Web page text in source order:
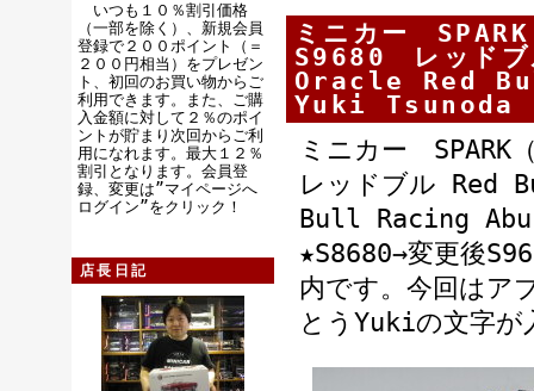
いつも１０％割引価格
（一部を除く）、新規会員
登録で２００ポイント（＝
２００円相当）をプレゼン
ト、初回のお買い物からご
利用できます。また、ご購
入金額に対して２％のポイ
ントが貯まり次回からご利
用になれます。最大１２％
割引となります。会員登
録、変更は”マイページへ
ログイン”をクリック！
店長日記
ミニカー
S9680 レッド
Oracle Red
Yuki Tsunoda
ミニカー
レッドブル Red
Bull Racing
★S8680→変更後
内です。今回はア
とうYukiの文字が